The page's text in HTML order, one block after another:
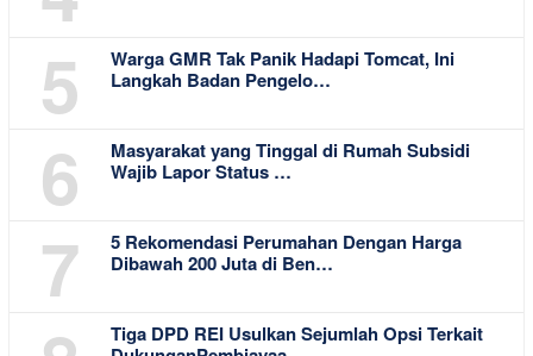
5
Warga GMR Tak Panik Hadapi Tomcat, Ini
Langkah Badan Pengelo…
6
Masyarakat yang Tinggal di Rumah Subsidi
Wajib Lapor Status …
7
5 Rekomendasi Perumahan Dengan Harga
Dibawah 200 Juta di Ben…
Tiga DPD REI Usulkan Sejumlah Opsi Terkait